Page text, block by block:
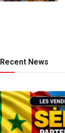
Recent News